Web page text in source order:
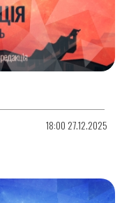
18:00 27.12.2025